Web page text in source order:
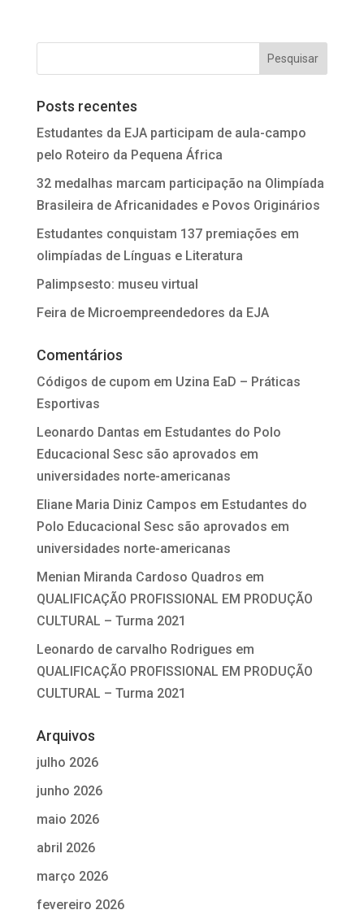
Posts recentes
Estudantes da EJA participam de aula-campo
pelo Roteiro da Pequena África
32 medalhas marcam participação na Olimpíada
Brasileira de Africanidades e Povos Originários
Estudantes conquistam 137 premiações em
olimpíadas de Línguas e Literatura
Palimpsesto: museu virtual
Feira de Microempreendedores da EJA
Comentários
Códigos de cupom em Uzina EaD – Práticas
Esportivas
Leonardo Dantas em Estudantes do Polo
Educacional Sesc são aprovados em
universidades norte-americanas
Eliane Maria Diniz Campos em Estudantes do
Polo Educacional Sesc são aprovados em
universidades norte-americanas
Menian Miranda Cardoso Quadros em
QUALIFICAÇÃO PROFISSIONAL EM PRODUÇÃO
CULTURAL – Turma 2021
Leonardo de carvalho Rodrigues em
QUALIFICAÇÃO PROFISSIONAL EM PRODUÇÃO
CULTURAL – Turma 2021
Arquivos
julho 2026
junho 2026
maio 2026
abril 2026
março 2026
fevereiro 2026